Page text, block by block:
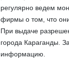
регулярно ведем
фирмы о том, что
При выдаче
города Караганды.
информацию.